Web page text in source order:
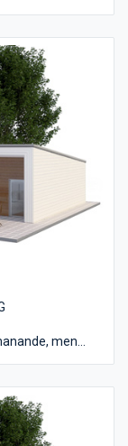
stora
kök, matplats
som till
sig på
men
m² och
man gör om